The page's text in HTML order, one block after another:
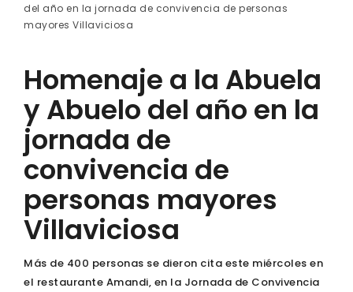
del año en la jornada de convivencia de personas
mayores Villaviciosa
Homenaje a la Abuela
y Abuelo del año en la
jornada de
convivencia de
personas mayores
Villaviciosa
Más de 400 personas se dieron cita este miércoles en
el restaurante Amandi, en la Jornada de Convivencia